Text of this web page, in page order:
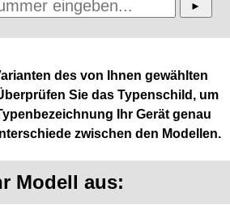
des von Ihnen gewählten
Sie das Typenschild, um
Ihr Gerät genau
zwischen den Modellen.
Modell aus: